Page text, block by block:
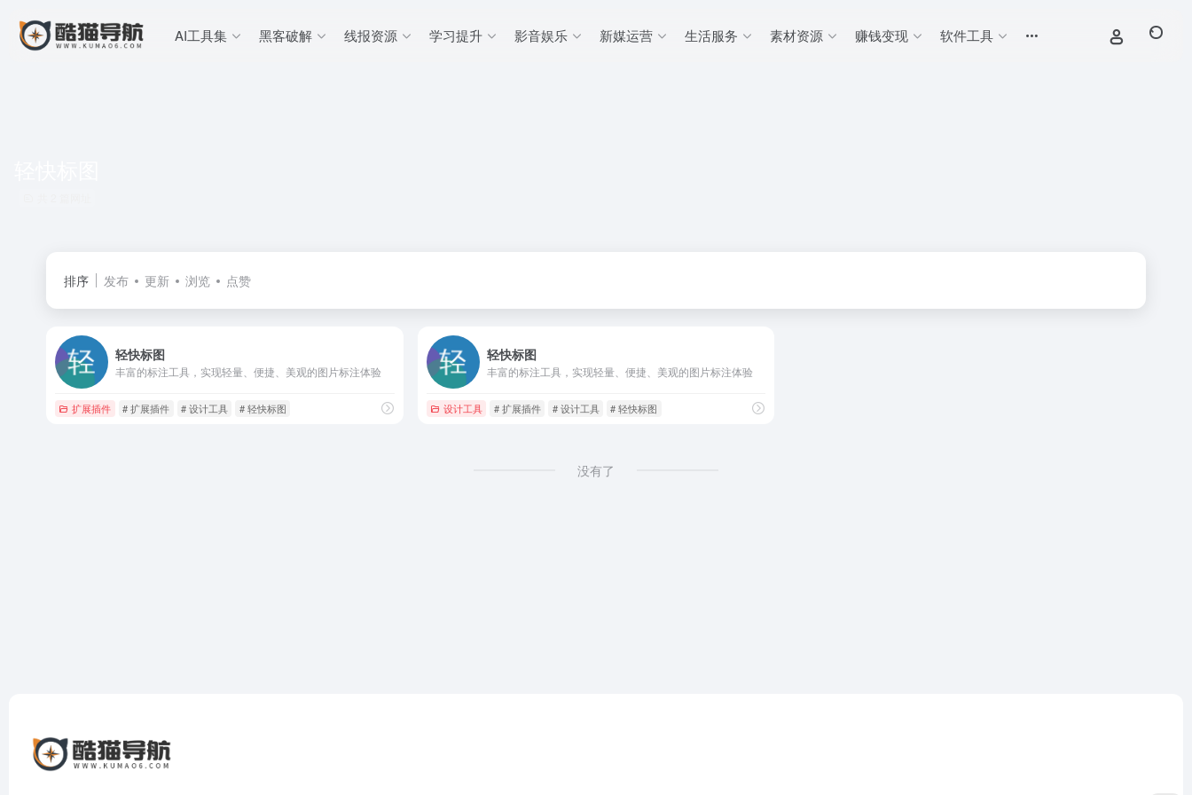
AI工具集 黑客破解 线报资源 学习提升 影音娱乐 新媒运营 生活服务 素材资源 赚钱变现 软件工具
排序 发布 更新 浏览 点赞
轻快标图
丰富的标注工具，实现轻量、便捷、美观的图片标注体验
扩展插件 # 扩展插件 # 设计工具 # 轻快标图
轻快标图
丰富的标注工具，实现轻量、便捷、美观的图片标注体验
设计工具 # 扩展插件 # 设计工具 # 轻快标图
没有了